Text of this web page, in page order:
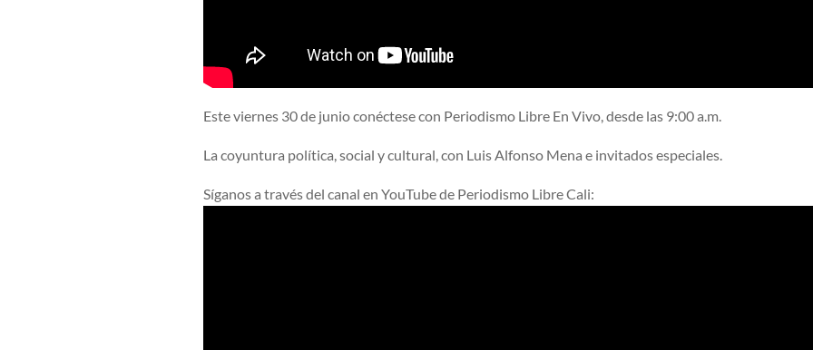
Este viernes 30 de junio conéctese con Periodismo Libre En Vivo, desde las 9:00 a.m.
La coyuntura política, social y cultural, con Luis Alfonso Mena e invitados especiales.
Síganos a través del canal en YouTube de Periodismo Libre Cali: